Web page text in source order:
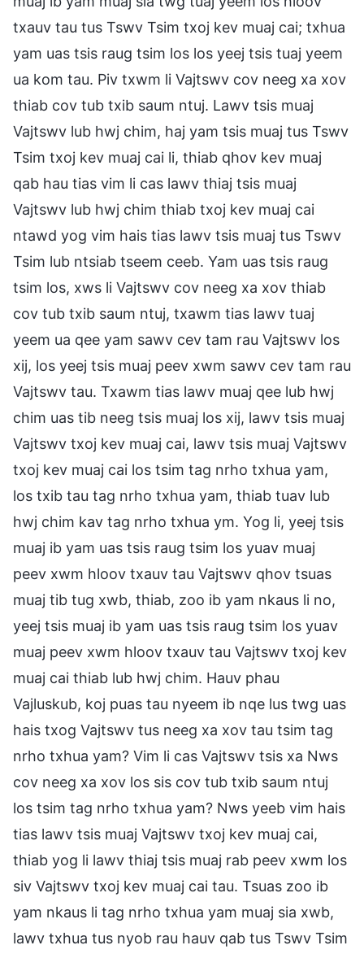
txauv tau tus Tswv Tsim txoj kev muaj cai; txhua
yam uas tsis raug tsim los los yeej tsis tuaj yeem
ua kom tau. Piv txwm li Vajtswv cov neeg xa xov
thiab cov tub txib saum ntuj. Lawv tsis muaj
Vajtswv lub hwj chim, haj yam tsis muaj tus Tswv
Tsim txoj kev muaj cai li, thiab qhov kev muaj
qab hau tias vim li cas lawv thiaj tsis muaj
Vajtswv lub hwj chim thiab txoj kev muaj cai
ntawd yog vim hais tias lawv tsis muaj tus Tswv
Tsim lub ntsiab tseem ceeb. Yam uas tsis raug
tsim los, xws li Vajtswv cov neeg xa xov thiab
cov tub txib saum ntuj, txawm tias lawv tuaj
yeem ua qee yam sawv cev tam rau Vajtswv los
xij, los yeej tsis muaj peev xwm sawv cev tam rau
Vajtswv tau. Txawm tias lawv muaj qee lub hwj
chim uas tib neeg tsis muaj los xij, lawv tsis muaj
Vajtswv txoj kev muaj cai, lawv tsis muaj Vajtswv
txoj kev muaj cai los tsim tag nrho txhua yam,
los txib tau tag nrho txhua yam, thiab tuav lub
hwj chim kav tag nrho txhua ym. Yog li, yeej tsis
muaj ib yam uas tsis raug tsim los yuav muaj
peev xwm hloov txauv tau Vajtswv qhov tsuas
muaj tib tug xwb, thiab, zoo ib yam nkaus li no,
yeej tsis muaj ib yam uas tsis raug tsim los yuav
muaj peev xwm hloov txauv tau Vajtswv txoj kev
muaj cai thiab lub hwj chim. Hauv phau
Vajluskub, koj puas tau nyeem ib nqe lus twg uas
hais txog Vajtswv tus neeg xa xov tau tsim tag
nrho txhua yam? Vim li cas Vajtswv tsis xa Nws
cov neeg xa xov los sis cov tub txib saum ntuj
los tsim tag nrho txhua yam? Nws yeeb vim hais
tias lawv tsis muaj Vajtswv txoj kev muaj cai,
thiab yog li lawv thiaj tsis muaj rab peev xwm los
siv Vajtswv txoj kev muaj cai tau. Tsuas zoo ib
yam nkaus li tag nrho txhua yam muaj sia xwb,
lawv txhua tus nyob rau hauv qab tus Tswv Tsim